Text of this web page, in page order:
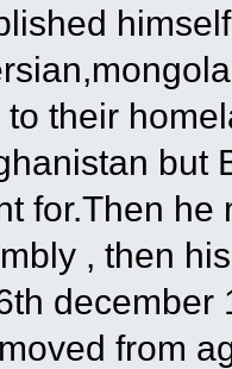
to their
but
for.Then he
, then
december
from